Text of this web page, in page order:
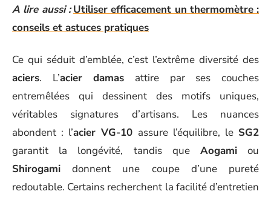
A lire aussi : Utiliser efficacement un thermomètre :
conseils et astuces pratiques
Ce qui séduit d’emblée, c’est l’extrême diversité des
aciers. L’acier damas attire par ses couches
entremêlées qui dessinent des motifs uniques,
véritables signatures d’artisans. Les nuances
abondent : l’acier VG-10 assure l’équilibre, le SG2
garantit la longévité, tandis que Aogamiou
Shirogami donnent une coupe d’une pureté
redoutable. Certains recherchent la facilité d’entretien